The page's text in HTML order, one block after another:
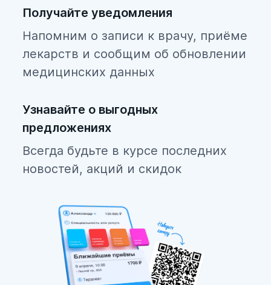
Получайте уведомления
Напомним о записи к врачу, приёме
лекарств и сообщим об обновлении
медицинских данных
Узнавайте о выгодных
предложениях
Всегда будьте в курсе последних
новостей, акций и скидок